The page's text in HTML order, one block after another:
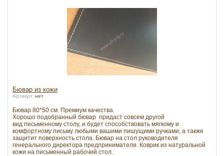
Бювар из кожи
Артикул: нет
Бювар 80*50 см. Премиум качества.
Хорошо подобранный бювар придаст совсем другой
вид письменному столу, и будет способствовать мягкому и
комфортному письму любыми вашими пишущими ручками, а также
защитит поверхность стола. Бювар на стол руководителя
генерального директора предпринимателя. Коврик из натуральной
кожи на письменный рабочий стол.